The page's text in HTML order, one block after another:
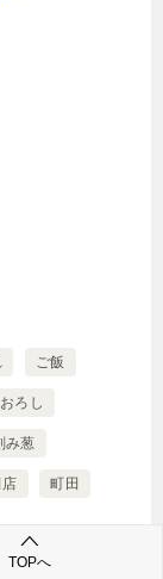
ご飯
ろし
み葱
町田
TOPへ